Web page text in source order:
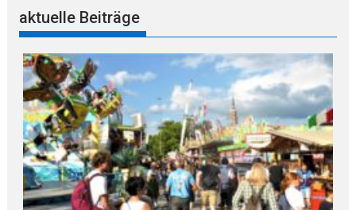
aktuelle Beiträge